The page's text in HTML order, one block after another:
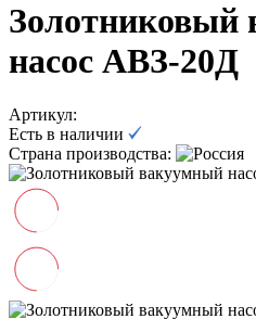
Золотниковый
насос АВЗ-20Д
Артикул:
Есть в наличии
Страна производства: